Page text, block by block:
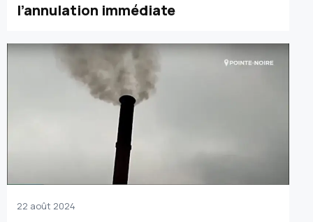
l’annulation immédiate
22 août 2024